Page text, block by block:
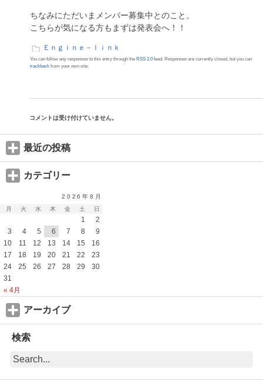
ちなみにただいまメンバー募集中とのこと。
こちらが気になる方もまずは発表会へ！！
Ｅｎｇｉｎｅ－ｌｉｎｋ
You can follow any responses to this entry through the RSS 2.0 feed. Responses are currently closed, but you can
trackback from your own site.
コメントは受け付けていません。
最近の投稿
カテゴリー
2026年8月
月
火 水 木 金 土 日
« 4月
1
2
3
4 5 6 7 8
9
10
11 12 13 14 15
16
17
18 19 20 21 22
23
24
25 26 27 28 29
30
31
アーカイブ
検索